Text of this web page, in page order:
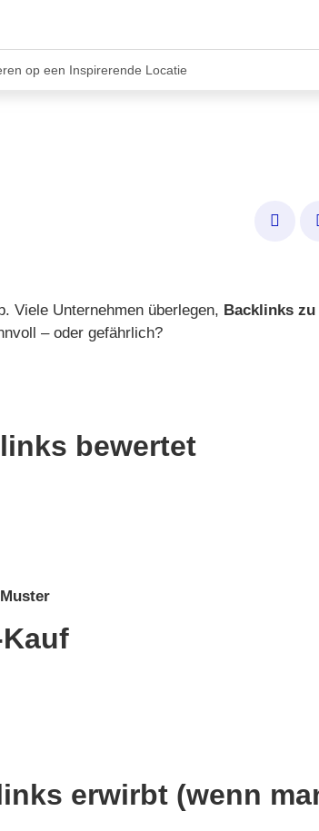
op een Inspirerende Locatie
Viele Unternehmen überlegen, Backlinks zu
– oder gefährlich?
bewertet
erwirbt (wenn